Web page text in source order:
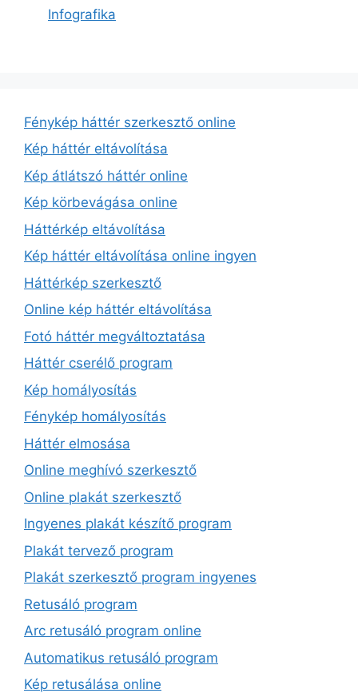
Infografika
Fénykép háttér szerkesztő online
Kép háttér eltávolítása
Kép átlátszó háttér online
Kép körbevágása online
Háttérkép eltávolítása
Kép háttér eltávolítása online ingyen
Háttérkép szerkesztő
Online kép háttér eltávolítása
Fotó háttér megváltoztatása
Háttér cserélő program
Kép homályosítás
Fénykép homályosítás
Háttér elmosása
Online meghívó szerkesztő
Online plakát szerkesztő
Ingyenes plakát készítő program
Plakát tervező program
Plakát szerkesztő program ingyenes
Retusáló program
Arc retusáló program online
Automatikus retusáló program
Kép retusálása online